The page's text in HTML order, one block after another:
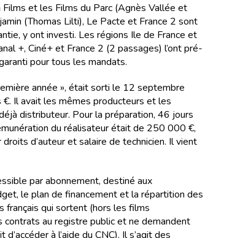
et les Films du Parc (Agnès Vallée et
(Thomas Lilti), Le Pacte et France 2 sont
y ont investi. Les régions Ile de France et
+, Ciné+ et France 2 (2 passages) l’ont pré-
pour tous les mandats.
année », était sorti le 12 septembre
Il avait les mêmes producteurs et les
distributeur. Pour la préparation, 46 jours
du réalisateur était de 250 000 €,
d’auteur et salaire de technicien. Il vient
par abonnement, destiné aux
le plan de financement et la répartition des
qui sortent (hors les films
contrats au registre public et ne demandent
à l’aide du CNC). Il s’agit des